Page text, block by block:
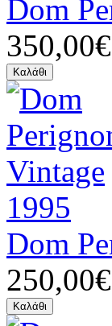
Dom
350,00€
Dom
250,00€